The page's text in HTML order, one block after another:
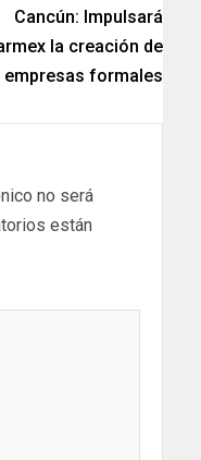
Cancún: Impulsará
la creación de
empresas formales
no será
están